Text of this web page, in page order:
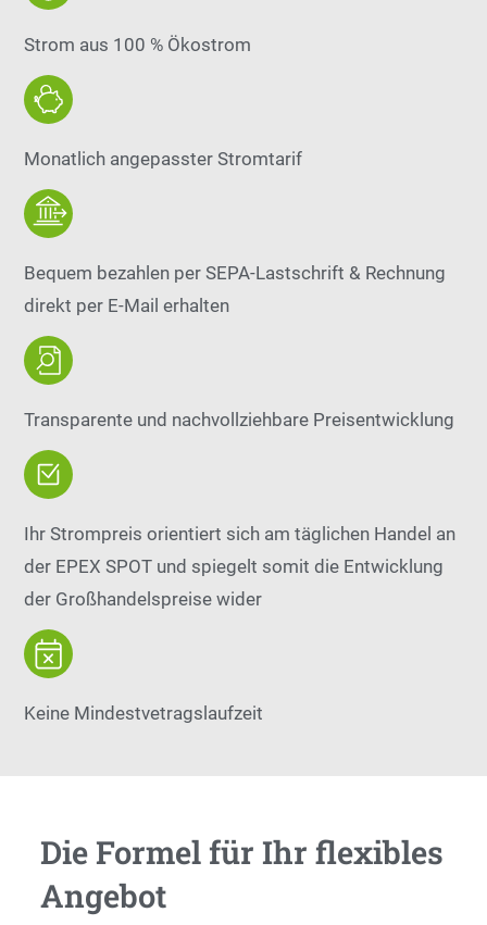
Strom aus 100 % Ökostrom
Monatlich angepasster Stromtarif
Bequem bezahlen per SEPA-Lastschrift & Rechnung
direkt per E-Mail erhalten
Transparente und nachvollziehbare Preisentwicklung
Ihr Strompreis orientiert sich am täglichen Handel an
der EPEX SPOT und spiegelt somit die Entwicklung
der Großhandelspreise wider
Keine Mindestvetragslaufzeit
Die Formel für Ihr flexibles
Angebot